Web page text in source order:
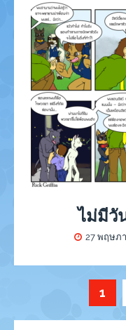
ไม่มีวั
27 พฤษภ
1